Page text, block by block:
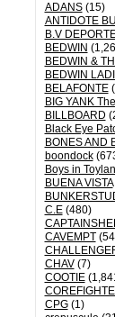
ADANS(15)
ANTIDOTE
B.V
BEDWIN
BEDWIN &
BEDWIN
BELAFONTE
BIG YANK
BILLBOARD
Black Eye
BONES AND
boondock
Boys in
BUENA VISTA
C.E(480)
CAVEMPT
CHAV(7)
COOTIE
CPG(1)